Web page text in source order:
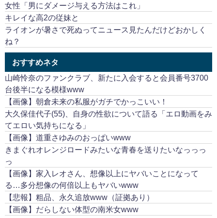
女性「男にダメージ与える方法はこれ」
キレイな高2の従妹と
ライオンが暑さで死ぬってニュース見たんだけどおかしく
ね？
おすすめネタ
山崎怜奈のファンクラブ、新たに入会すると会員番号3700
台後半になる模様www
【画像】朝倉未来の私服がガチでかっこいい！
大久保佳代子(55)、自身の性欲について語る「エロ動画をみ
てエロい気持ちになる」
【画像】道重さゆみのおっぱいwww
きまぐれオレンジロードみたいな青春を送りたいなっっっ
っ
【画像】家入レオさん、想像以上にヤバいことになって
る…多分想像の何倍以上もヤバいwww
【悲報】粗品、永久追放www（証拠あり）
【画像】だらしない体型の南米女www